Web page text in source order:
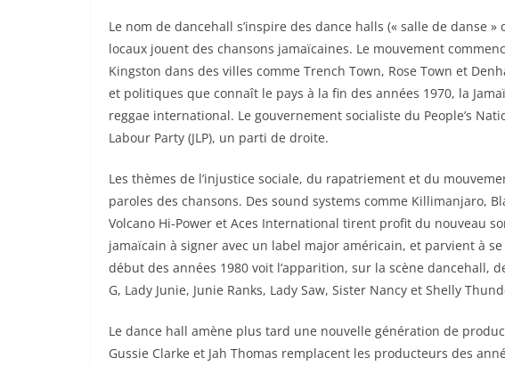
Le nom de dancehall s’inspire des dance halls (« salle de danse
locaux jouent des chansons jamaïcaines. Le mouvement
Kingston dans des villes comme Trench Town, Rose Town et
et politiques que connaît le pays à la fin des années 1970, la
reggae international. Le gouvernement socialiste du People’s
Labour Party (JLP), un parti de droite.
Les thèmes de l’injustice sociale, du rapatriement et du
paroles des chansons. Des sound systems comme Killimanjaro,
Volcano Hi-Power et Aces International tirent profit du nouveau
jamaïcain à signer avec un label major américain, et parvient à
début des années 1980 voit l’apparition, sur la scène dancehall,
G, Lady Junie, Junie Ranks, Lady Saw, Sister Nancy et Shelly
Le dance hall amène plus tard une nouvelle génération de
Gussie Clarke et Jah Thomas remplacent les producteurs des